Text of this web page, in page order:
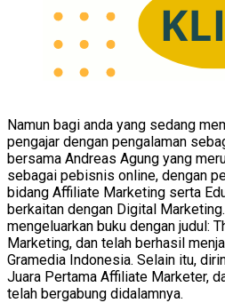
Namun bagi anda yang sedang
pengajar dengan pengalaman
bersama Andreas Agung yang
sebagai pebisnis online, dengan
bidang Affiliate Marketing serta
berkaitan dengan Digital
mengeluarkan buku dengan judul:
Marketing, dan telah berhasil
Gramedia Indonesia. Selain itu,
Juara Pertama Affiliate Marketer,
telah bergabung didalamnya.